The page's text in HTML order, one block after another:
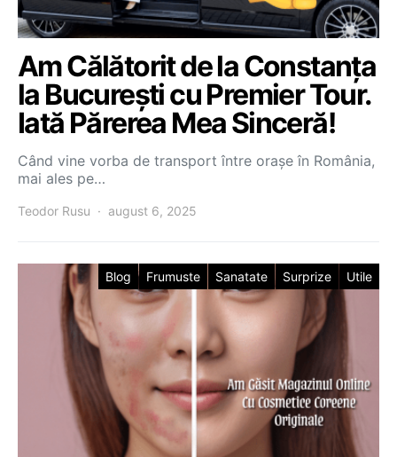
Am Călătorit de la Constanța
la București cu Premier Tour.
Iată Părerea Mea Sinceră!
Când vine vorba de transport între orașe în România,
mai ales pe…
Teodor Rusu august 6, 2025
Blog Frumuste Sanatate Surprize Utile